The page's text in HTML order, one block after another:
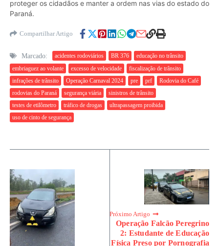
proteger os cidadãos e manter a ordem nas vias do estado do
Paraná.
Compartilhar Artigo
Marcado: acidentes rodoviários BR 376
educação no trânsito
embriaguez ao volante
excesso de velocidade
fiscalização de trânsito
infrações de trânsito
Operação Carnaval 2024 pre prf
Rodovia do Café
rodovias do Paraná
segurança viária
sinistros de trânsito
testes de etilômetro
tráfico de drogas
ultrapassagem proibida
uso de cinto de segurança
Próximo Artigo
Operação Falcão Peregrino
2: Estudante de Educação
Física Preso por Pornografia